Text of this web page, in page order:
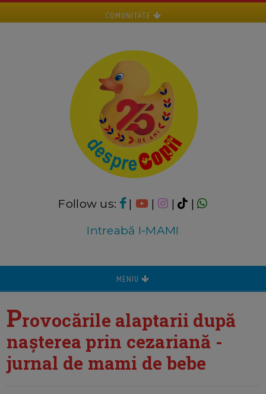
COMUNITATE
Follow us: | | |
|
Intreabă I-MAMI
MENIU
Provocările alaptarii după
nașterea prin cezariană -
jurnal de mami de bebe